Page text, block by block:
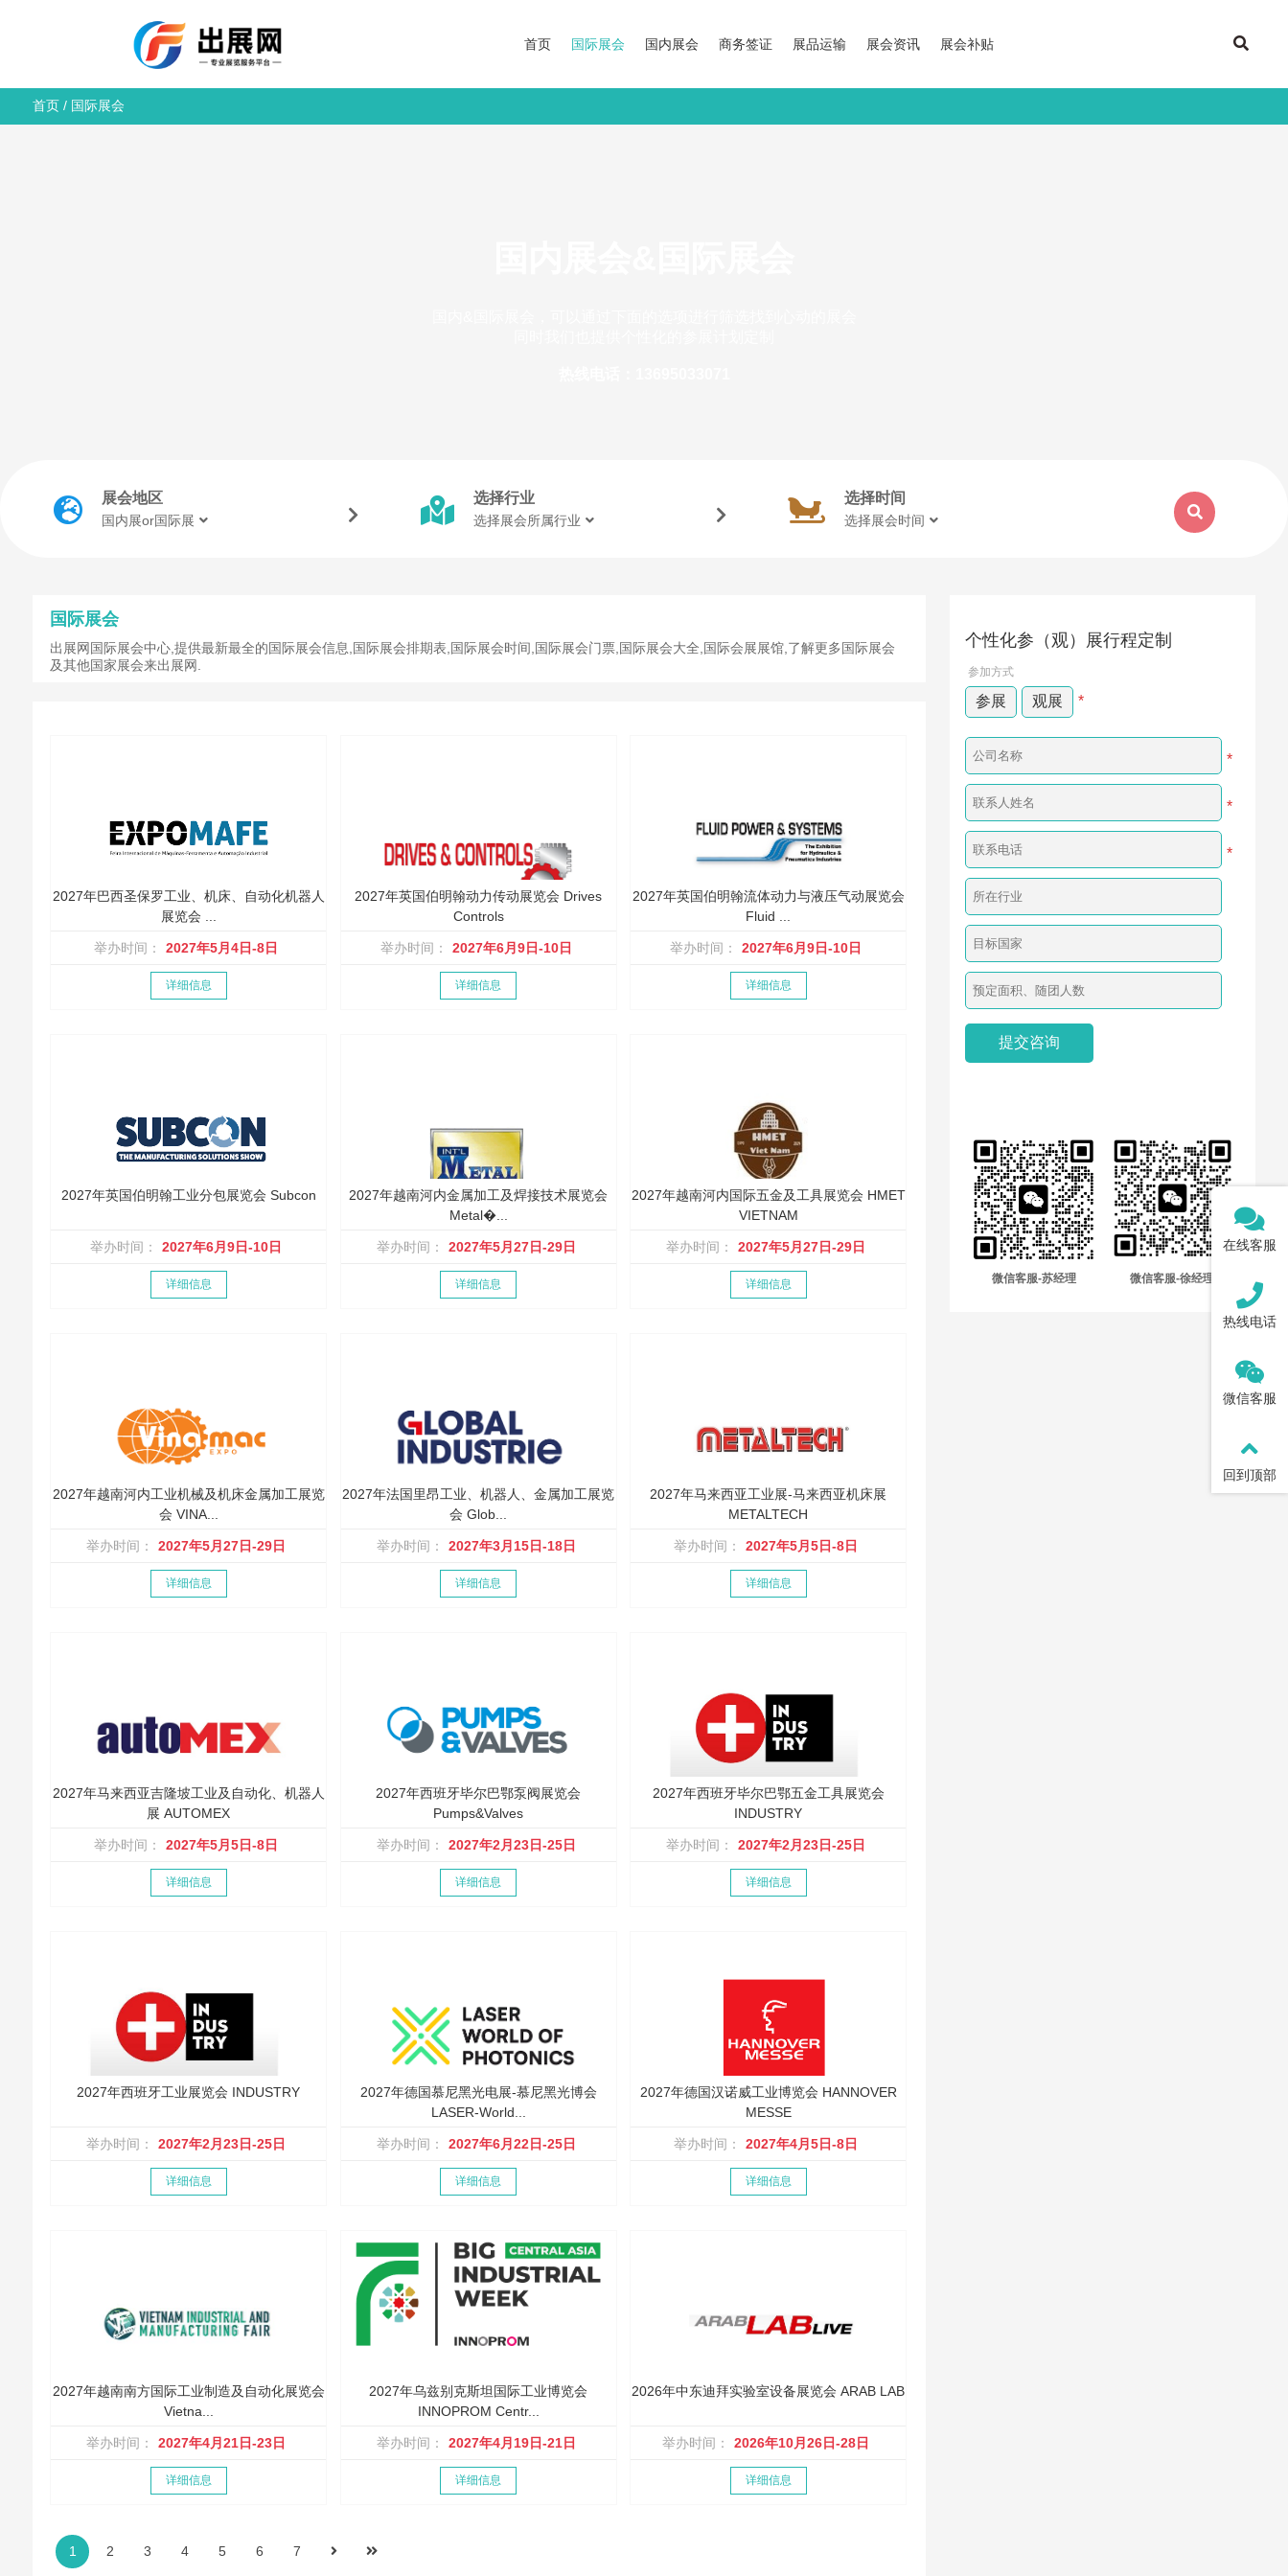
首页 国际展会 国内展会 商务签证 展品运输 展会资讯 展会补贴
首页/ 国际展会
展会地区
国内展or国际展
选择行业
选择展会所属行业
选择时间
选择展会时间
国际展会
出展网国际展会中心,提供最新最全的国际展会信息,国际展会排期表,国际展会时间,国际展会门票,国际展会大全,国际会展展馆,了解更多国际展会
及其他国家展会来出展网.
2027年巴西圣保罗工业、机床、自动化机器人
展览会 ...
举办时间： 2027年5月4日-8日
详细信息
2027年英国伯明翰动力传动展览会 Drives
Controls
举办时间： 2027年6月9日-10日
详细信息
2027年英国伯明翰流体动力与液压气动展览会
Fluid ...
举办时间： 2027年6月9日-10日
详细信息
2027年英国伯明翰工业分包展览会 Subcon
举办时间： 2027年6月9日-10日
详细信息
2027年越南河内金属加工及焊接技术展览会
Metal�...
举办时间： 2027年5月27日-29日
详细信息
2027年越南河内国际五金及工具展览会 HMET
VIETNAM
举办时间： 2027年5月27日-29日
详细信息
2027年越南河内工业机械及机床金属加工展览
会 VINA...
举办时间： 2027年5月27日-29日
详细信息
2027年法国里昂工业、机器人、金属加工展览
会 Glob...
举办时间： 2027年3月15日-18日
详细信息
2027年马来西亚工业展-马来西亚机床展
METALTECH
举办时间： 2027年5月5日-8日
详细信息
2027年马来西亚吉隆坡工业及自动化、机器人
展 AUTOMEX
举办时间： 2027年5月5日-8日
详细信息
2027年西班牙毕尔巴鄂泵阀展览会
Pumps&Valves
举办时间： 2027年2月23日-25日
详细信息
2027年西班牙毕尔巴鄂五金工具展览会
INDUSTRY
举办时间： 2027年2月23日-25日
详细信息
2027年西班牙工业展览会 INDUSTRY
举办时间： 2027年2月23日-25日
详细信息
2027年德国慕尼黑光电展-慕尼黑光博会
LASER-World...
举办时间： 2027年6月22日-25日
详细信息
2027年德国汉诺威工业博览会 HANNOVER
MESSE
举办时间： 2027年4月5日-8日
详细信息
2027年越南南方国际工业制造及自动化展览会
Vietna...
举办时间： 2027年4月21日-23日
详细信息
2027年乌兹别克斯坦国际工业博览会
INNOPROM Centr...
举办时间： 2027年4月19日-21日
详细信息
2026年中东迪拜实验室设备展览会 ARAB LAB
举办时间： 2026年10月26日-28日
详细信息
1 2 3 4 5 6 7
个性化参（观）展行程定制
参加方式
参展 观展 *
*
*
*
微信客服-苏经理 微信客服-徐经理
在线客服
热线电话
微信客服
回到顶部